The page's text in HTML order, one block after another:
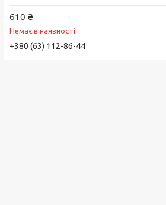
610 ₴
Немає в наявності
+380 (63) 112-86-44